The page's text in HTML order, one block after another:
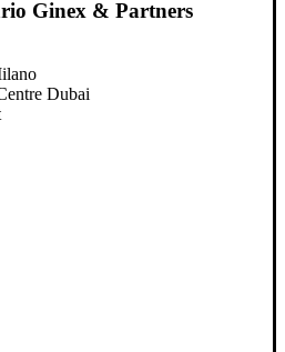
Ginex & Partners
Dubai